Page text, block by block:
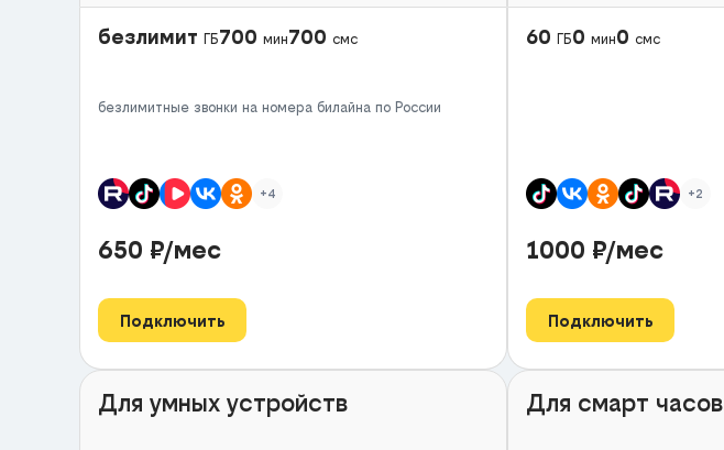
безлимит ГБ700 мин700 смс
безлимитные звонки на номера билайна по России
+4
650 ₽/мес
Подключить
60 ГБ0 мин0 смс
+2
1000 ₽/мес
Подключить
Для умных устройств Для смарт часов